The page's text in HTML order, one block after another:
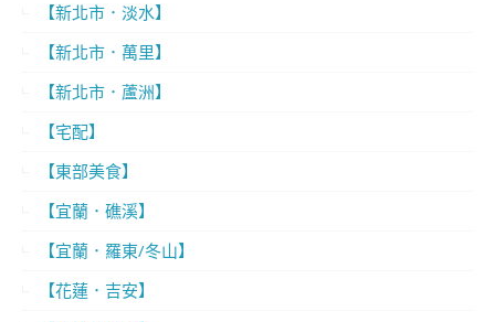
【新北市．淡水】
【新北市．萬里】
【新北市．蘆洲】
【宅配】
【東部美食】
【宜蘭．礁溪】
【宜蘭．羅東/冬山】
【花蓮．吉安】